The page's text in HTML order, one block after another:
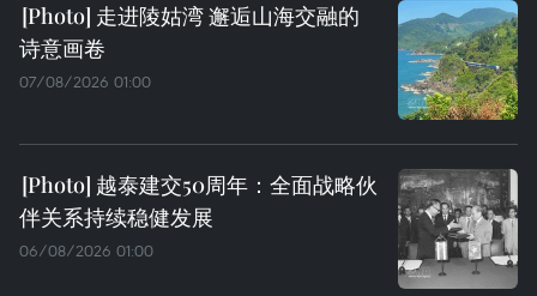
走进陵姑湾 邂逅山海交融的
诗意画卷
07/08/2026 01:00
越泰建交50周年：全面战略伙
伴关系持续稳健发展
06/08/2026 01:00